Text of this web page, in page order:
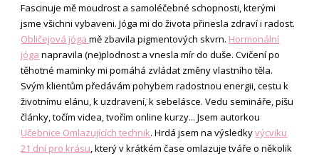
Fascinuje mě moudrost a samoléčebné schopnosti, kterými
jsme všichni vybaveni. Jóga mi do života přinesla zdraví i radost.
Obličejová jógamě zbavila pigmentových skvrn. Hormonální
jóga napravila (ne)plodnost a vnesla mír do duše. Cvičení po
těhotné maminky mi pomáhá zvládat změny vlastního těla.
Svým klientům předávám pohybem radostnou energii, cestu k
životnímu elánu, k uzdravení, k sebelásce. Vedu semináře, píšu
články, točím videa, tvořím online kurzy... Jsem autorkou
Učebnice Omlazujících technik. Hrdá jsem na výsledkyvýcviku
21 dní pro krásu, který v krátkém čase omlazuje tváře o několik